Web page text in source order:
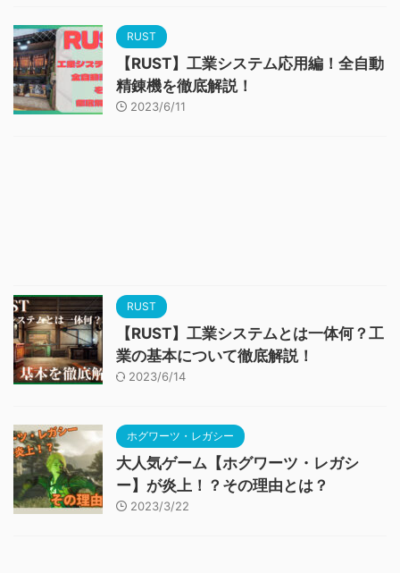
RUST
【RUST】工業システム応用編！全自動
精錬機を徹底解説！
2023/6/11
RUST
【RUST】工業システムとは一体何？工
業の基本について徹底解説！
2023/6/14
ホグワーツ・レガシー
大人気ゲーム【ホグワーツ・レガシ
ー】が炎上！？その理由とは？
2023/3/22